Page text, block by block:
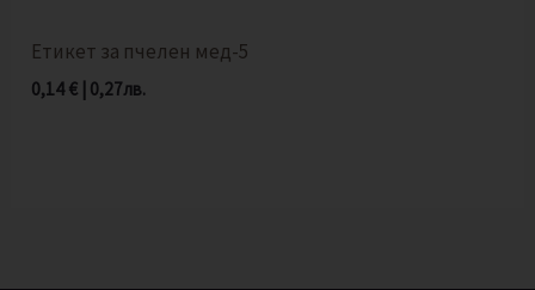
Етикет за пчелен мед-5
0,14€ 0,27лв.